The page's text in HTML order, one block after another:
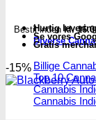
Diverse
Billige
Top 10
Cannabis
Cannabis
Bestil indenkl.
Hurtig
Se vores
Gratis
-15%